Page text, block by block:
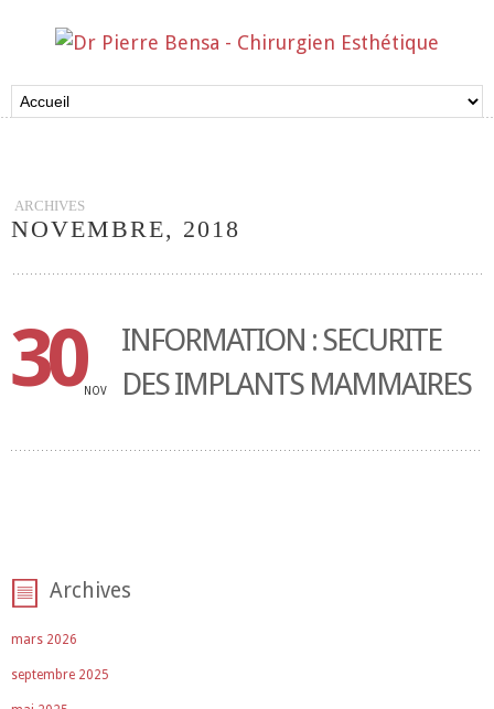
ARCHIVES
NOVEMBRE, 2018
30NOV
INFORMATION : SECURITE
DES IMPLANTS MAMMAIRES
Archives
mars 2026
septembre 2025